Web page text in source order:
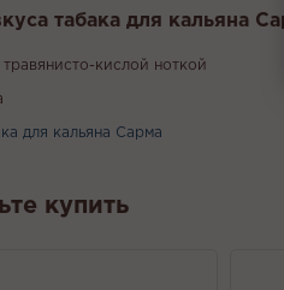
табака для кальяна
травянисто-кислой ноткой
для кальяна Сарма
купить